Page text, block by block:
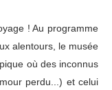
! Au programme
alentours, le musée
où des inconnus
perdu...) et celui